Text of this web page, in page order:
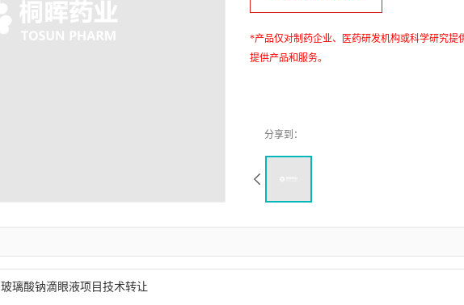
*产品仅对制药企业、医药研发机构或科学研究提
提供产品和服务。
玻璃酸钠滴眼液项目技术转让